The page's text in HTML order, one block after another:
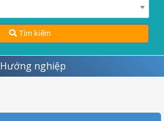
Tìm kiếm
Hướng nghiệp